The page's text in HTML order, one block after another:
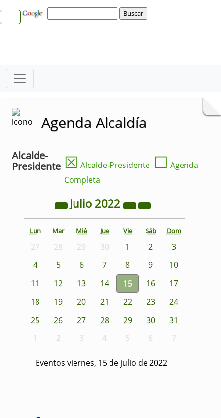
Agenda Alcaldía
Alcalde-
Presidente ☒ Alcalde-Presidente ☐ Agenda
Completa
Julio 2022
Lun Mar Mié Jue Vie Sáb Dom
27 28 29 30 1 2
3
4
5 6 7 8 9
10
11
12 13 14 15 16
17
18
19 20 21 22 23
24
25
26 27 28 29 30
31
1
2 3 4 5 6 7
Eventos viernes, 15 de julio de 2022